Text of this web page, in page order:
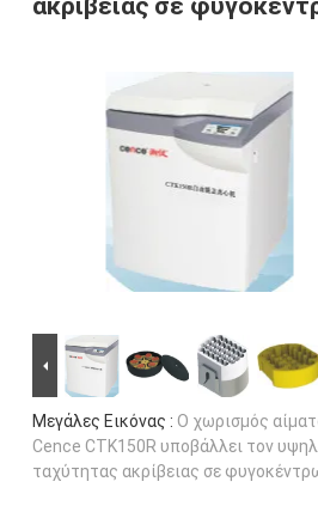
Μεγάλες Εικόνας : Ο χωρισμός
Cence CTK150R υποβάλλει τον
ταχύτητας ακρίβειας σε